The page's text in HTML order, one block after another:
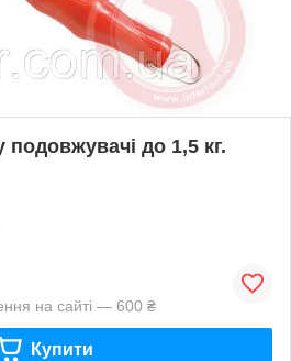
подовжувачі до 1,5 кг.
на сайті — 600 ₴
Купити